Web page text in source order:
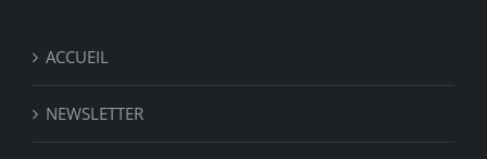
ACCUEIL
NEWSLETTER